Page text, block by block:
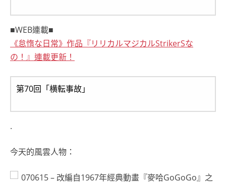
■WEB連載■
《怠惰な日常》作品『リリカルマジカルStrikerSな
の！』連載更新！
第70回「横転事故」
.
今天的風雲人物：